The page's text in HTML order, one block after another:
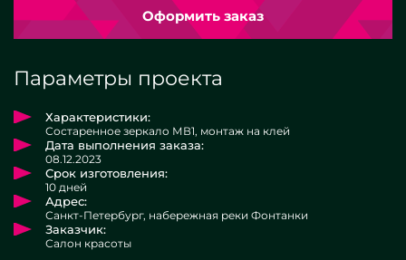
Оформить заказ
Параметры проекта
Характеристики:
Состаренное зеркало МВ1, монтаж на клей
Дата выполнения заказа:
08.12.2023
Срок изготовления:
10 дней
Адрес:
Санкт-Петербург, набережная реки Фонтанки
Заказчик:
Салон красоты